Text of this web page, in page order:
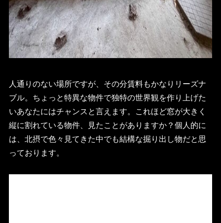
人通りのない場所ですが、その分賃料もかなりリーズナ
ブル。ちょっと特異な物件で独特の世界観を作り上げた
いあなたにはチャンスと言えます。これほど窓が大きく
縦に割れている物件、見たことがありますか？個人的に
は、北摂で色々見てきた中でも結構な掘り出し物だと思
っております。